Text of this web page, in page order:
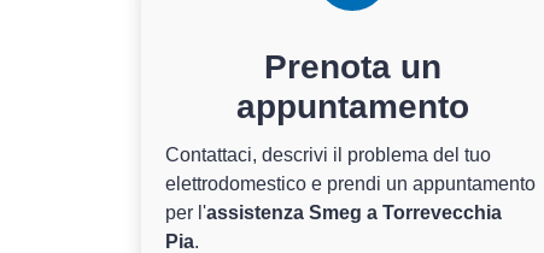
Prenota un
appuntamento
Contattaci, descrivi il problema del tuo
elettrodomestico e prendi un appuntamento
per l'assistenza Smeg a Torrevecchia
Pia.